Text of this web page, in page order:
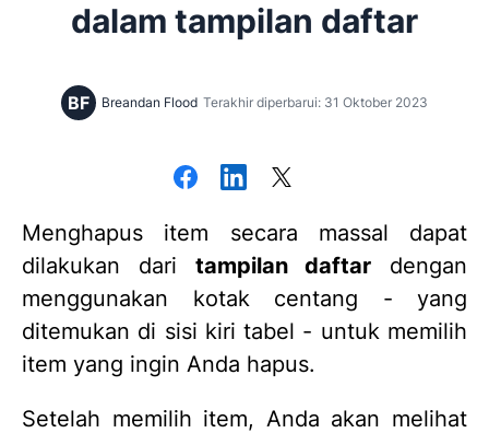
dalam tampilan daftar
BF Breandan Flood Terakhir diperbarui: 31 Oktober 2023
Menghapus item secara massal dapat
dilakukan dari tampilan daftar dengan
menggunakan kotak centang - yang
ditemukan di sisi kiri tabel - untuk memilih
item yang ingin Anda hapus.
Setelah memilih item, Anda akan melihat